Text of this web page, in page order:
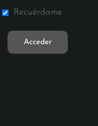
Recuérdame